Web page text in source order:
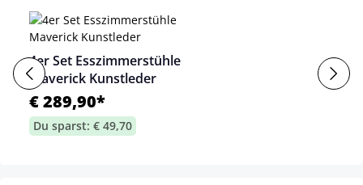
4er Set Esszimmerstühle
Maverick Kunstleder
€ 289,90*
Du sparst: € 49,70